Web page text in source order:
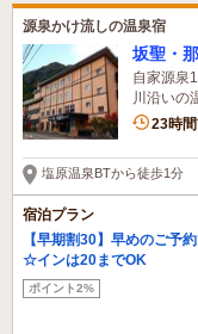
源泉かけ流しの温泉宿
坂聖・
自家源泉
川沿いの
1名が
塩原温泉BTから徒歩1分
宿泊プラン
【早期割30】早めのご予
☆インは20までOK
ポイント2%